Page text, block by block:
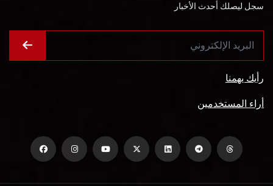
سجل ليصلك أحدث الأخبار
رأيك يهمنا
أراء المستخدمين